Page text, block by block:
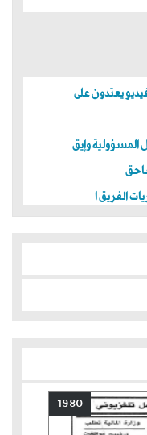
المسؤولية وإيق
الفريق ا
1980